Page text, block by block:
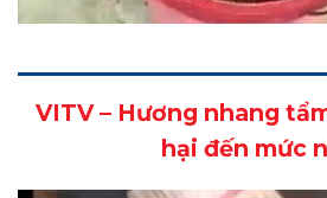
VITV – Hương nhang
hại đến mức